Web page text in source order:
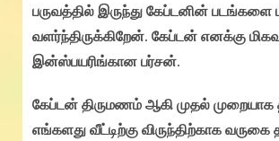
பருவத்தில் இருந்து கேப்டனின் படங்களை
வளர்ந்திருக்கிறேன். கேப்டன் எனக்கு
இன்ஸ்பயரிங்கான பர்சன்.
கேப்டன் திருமணம் ஆகி முதல் முறையாக
எங்களது வீட்டிற்கு விருந்திற்காக